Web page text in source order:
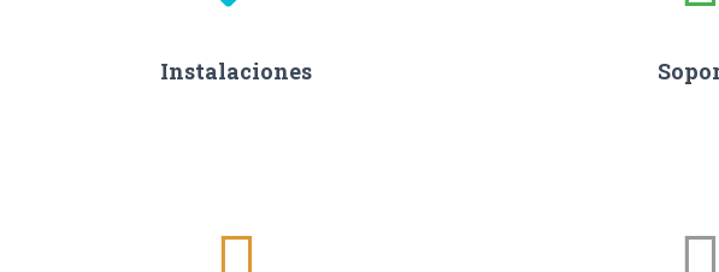
Instalaciones